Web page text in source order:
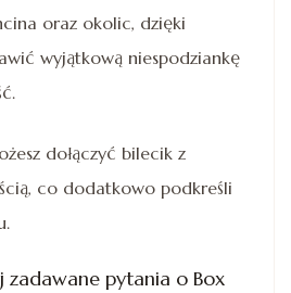
oraz okolic, dzięki
wyjątkową niespodziankę
dołączyć bilecik z
co dodatkowo podkreśli
zadawane pytania o Box